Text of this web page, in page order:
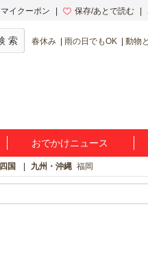
マイクーポン 保存/あとで読む
春休み 雨の日でもOK 動物
おでかけニュース
国 九州・沖縄 福岡